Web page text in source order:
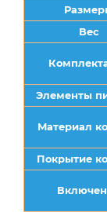
Вес
Элементы
Материал
Покрытие